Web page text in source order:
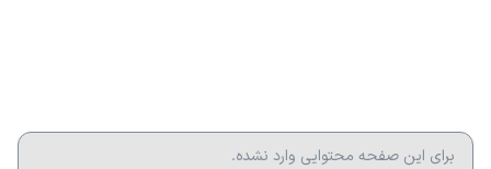
برای این صفحه محتوایی وارد نشده.